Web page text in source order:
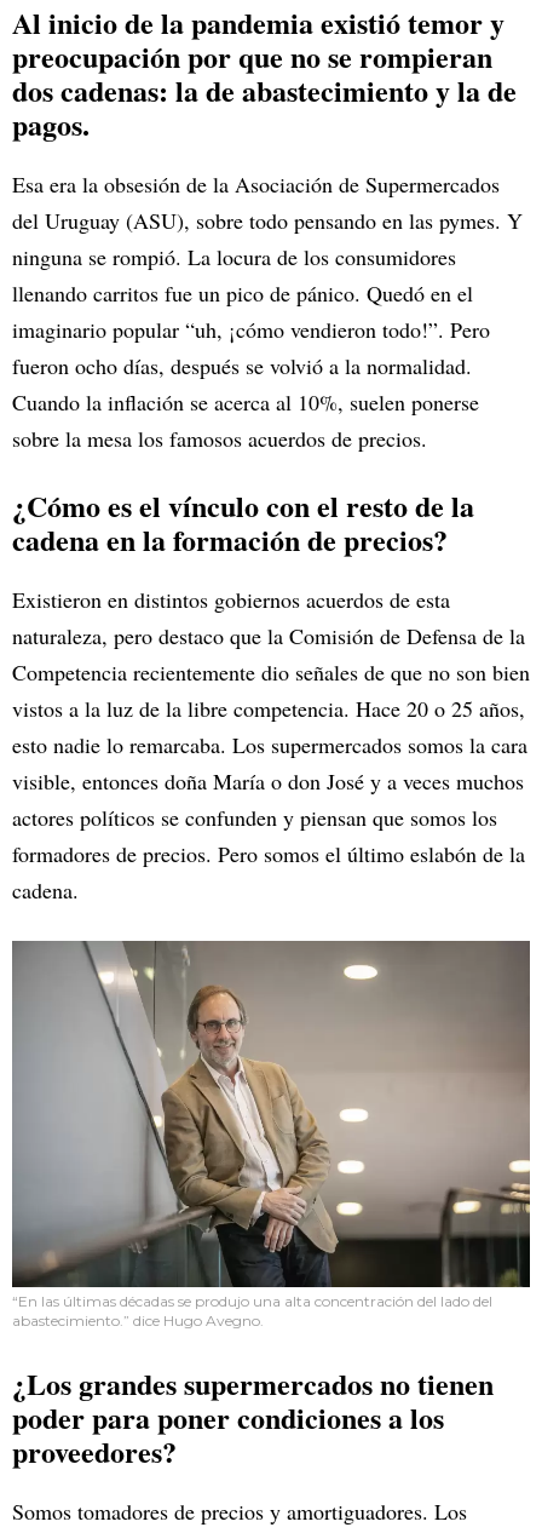
Al inicio de la pandemia existió temor y
preocupación por que no se rompieran
dos cadenas: la de abastecimiento y la de
pagos.
Esa era la obsesión de la Asociación de Supermercados
del Uruguay (ASU), sobre todo pensando en las pymes. Y
ninguna se rompió. La locura de los consumidores
llenando carritos fue un pico de pánico. Quedó en el
imaginario popular “uh, ¡cómo vendieron todo!”. Pero
fueron ocho días, después se volvió a la normalidad.
Cuando la inflación se acerca al 10%, suelen ponerse
sobre la mesa los famosos acuerdos de precios.
¿Cómo es el vínculo con el resto de la
cadena en la formación de precios?
Existieron en distintos gobiernos acuerdos de esta
naturaleza, pero destaco que la Comisión de Defensa de la
Competencia recientemente dio señales de que no son bien
vistos a la luz de la libre competencia. Hace 20 o 25 años,
esto nadie lo remarcaba. Los supermercados somos la cara
visible, entonces doña María o don José y a veces muchos
actores políticos se confunden y piensan que somos los
formadores de precios. Pero somos el último eslabón de la
cadena.
“En las últimas décadas se produjo una alta concentración del lado del
abastecimiento.” dice Hugo Avegno.
¿Los grandes supermercados no tienen
poder para poner condiciones a los
proveedores?
Somos tomadores de precios y amortiguadores. Los